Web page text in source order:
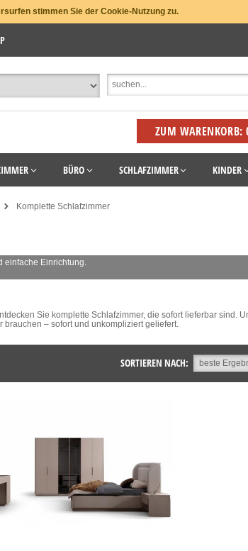
stimmen Sie der Cookie-Nutzung zu.
ZUM WARENKORB:
BÜRO SCHLAFZIMMER KINDER
Komplette Schlafzimmer
einfache Einrichtung.
Sie komplette Schlafzimmer, die sofort lieferbar sind.
– sofort und unkompliziert geliefert.
SORTIEREN NACH: